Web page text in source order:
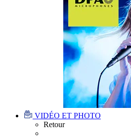
VIDÉO ET PHOTO
Retour